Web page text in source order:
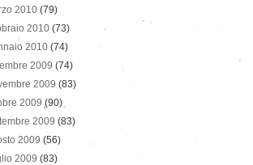
2010 (79)
2010 (73)
2010 (74)
2009 (74)
2009 (83)
2009 (90)
2009 (83)
2009 (56)
2009 (83)